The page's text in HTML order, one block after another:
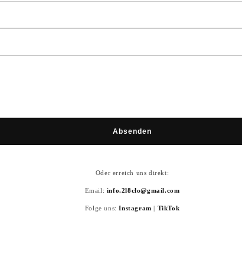
Absenden
Oder erreich uns direkt:
Email: info.2l8clo@gmail.com
Folge uns:Instagram TikTok